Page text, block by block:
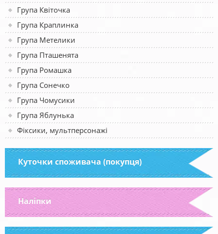
Група Квіточка
Група Краплинка
Група Метелики
Група Пташенята
Група Ромашка
Група Сонечко
Група Чомусики
Група Яблунька
Фіксики, мультперсонажі
Куточки споживача (покупця)
Наліпки